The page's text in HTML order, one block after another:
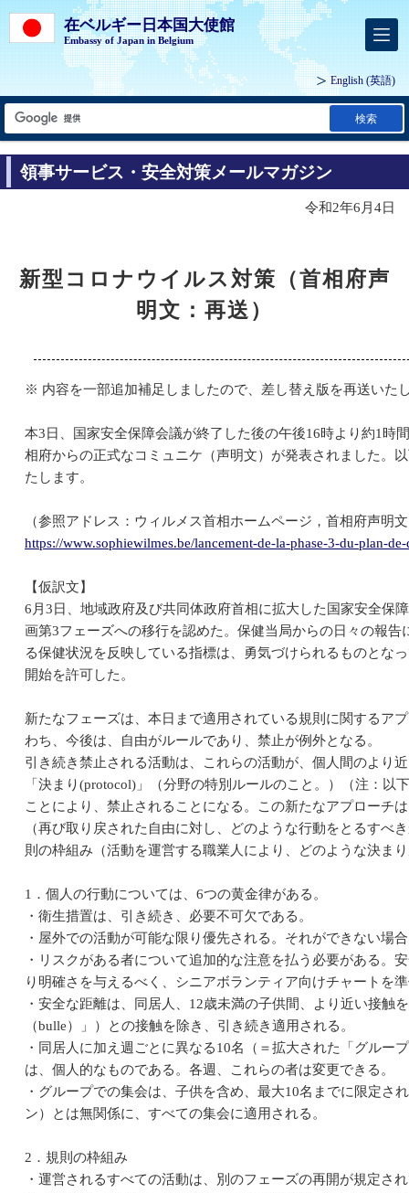
在ベルギー日本国大使館
Embassy of Japan in Belgium
English (英語)
検索
領事サービス・安全対策メールマガジン
令和2年6月4日
新型コロナウイルス対策（首相府声
明文：再送）
※ 内容を一部追加補足しましたので、差し替え版を再送いた
本3日、国家安全保障会議が終了した後の午後16時より約1時
相府からの正式なコミュニケ（声明文）が発表されました。
たします。
（参照アドレス：ウィルメス首相ホームページ，首相府声明
https://www.sophiewilmes.be/lancement-de-la-phase-3-du-plan-
【仮訳文】
6月3日、地域政府及び共同体政府首相に拡大した国家安全保
画第3フェーズへの移行を認めた。保健当局からの日々の報
る保健状況を反映している指標は、勇気づけられるものとな
開始を許可した。
新たなフェーズは、本日まで適用されている規則に関するア
わち、今後は、自由がルールであり、禁止が例外となる。
引き続き禁止される活動は、これらの活動が、個人間のより
「決まり(protocol)」（分野の特別ルールのこと。）（注：
ことにより、禁止されることになる。この新たなアプローチ
（再び取り戻された自由に対し、どのような行動をとるすべ
則の枠組み（活動を運営する職業人により、どのような決ま
1．個人の行動については、6つの黄金律がある。
・衛生措置は、引き続き、必要不可欠である。
・屋外での活動が可能な限り優先される。それができない場
・リスクがある者について追加的な注意を払う必要がある。
り明確さを与えるべく、シニアボランティア向けチャートを
・安全な距離は、同居人、12歳未満の子供間、より近い接触
（bulle）」）との接触を除き、引き続き適用される。
・同居人に加え週ごとに異なる10名（＝拡大された「グルー
は、個人的なものである。各週、これらの者は変更できる。
・グループでの集会は、子供を含め、最大10名までに限定さ
ン）とは無関係に、すべての集会に適用される。
2．規則の枠組み
・運営されるすべての活動は、別のフェーズの再開が規定さ